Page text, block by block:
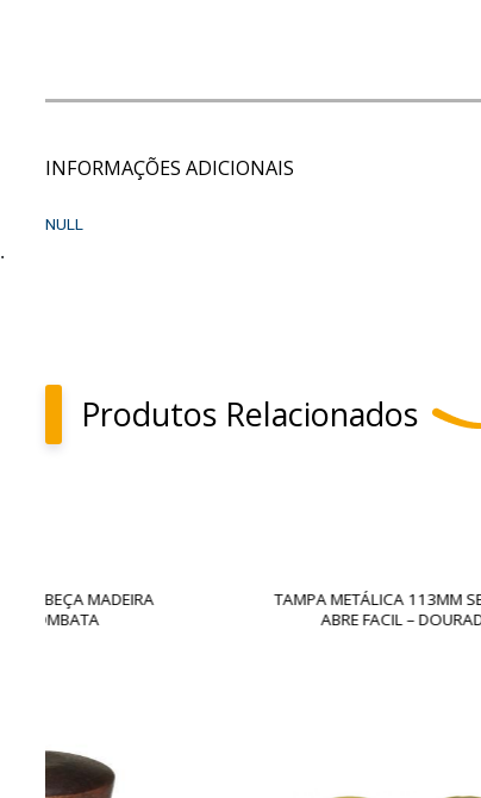
INFORMAÇÕES ADICIONAIS
NULL
.
Produtos Relacionados
TAMPA METÁLICA 113MM SEM SELO
ABRE FACIL – DOURADA